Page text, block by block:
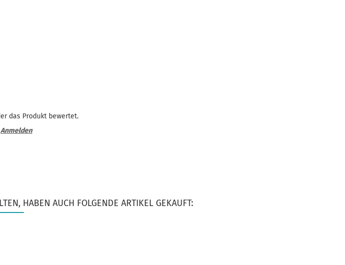
das Produkt bewertet.
Anmelden
HABEN AUCH FOLGENDE ARTIKEL GEKAUFT: